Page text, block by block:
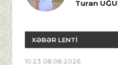
Turan
XƏBƏR LENTİ
10:23 08.08.2026